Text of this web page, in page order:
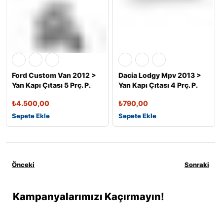
Ford Custom Van 2012 >
Yan Kapı Çıtası 5 Prç. P.
₺4.500,00
Sepete Ekle
Dacia Lodgy Mpv 2013 >
Yan Kapı Çıtası 4 Prç. P.
₺790,00
Sepete Ekle
Önceki Sonraki
Kampanyalarımızı Kaçırmayın!